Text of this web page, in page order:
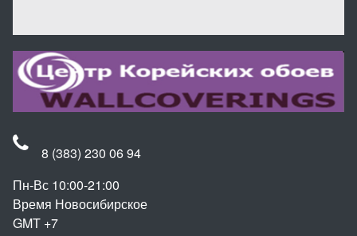
8 (383) 230 06 94
Пн-Вс 10:00-21:00
Время Новосибирское
GMT +7